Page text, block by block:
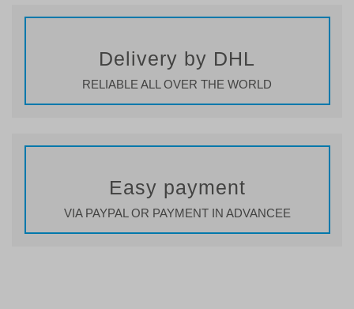
Delivery by DHL
RELIABLE ALL OVER THE WORLD
Easy payment
VIA PAYPAL OR PAYMENT IN ADVANCEE